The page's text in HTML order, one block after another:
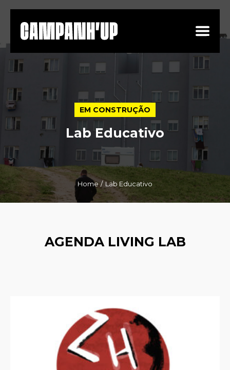
EM CONSTRUÇÃO
Lab Educativo
Home Lab Educativo
AGENDA LIVING LAB